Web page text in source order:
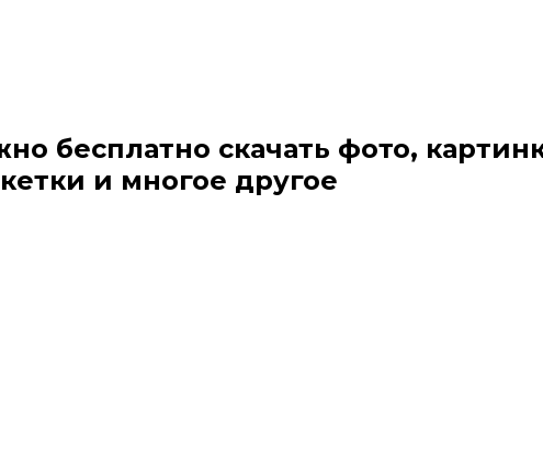
бесплатно скачать фото,
и многое другое